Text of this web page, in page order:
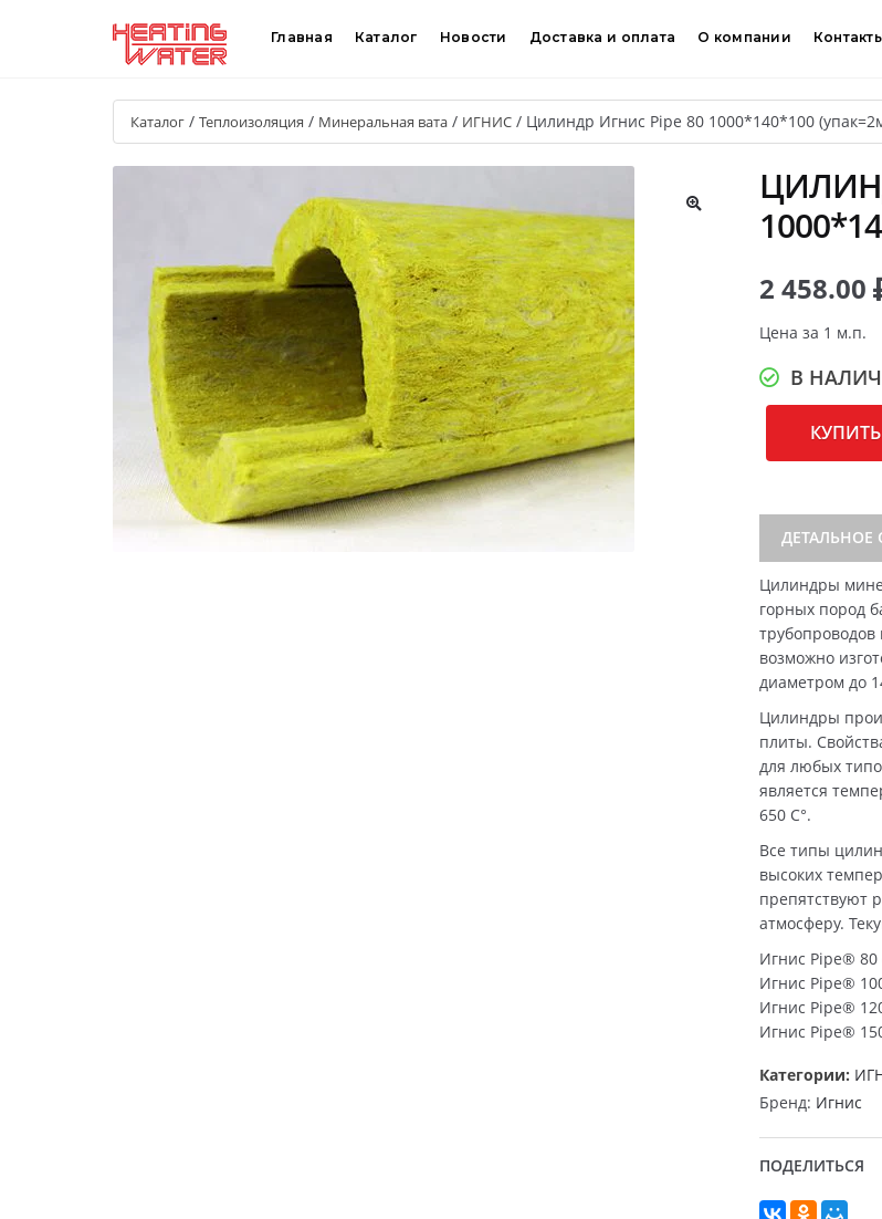
Главная Каталог Новости Доставка и оплата О компании
Каталог / Теплоизоляция / Минеральная вата / ИГНИС / Цилиндр Игнис Pipe 80 1000*140*100
2 458.00
Цена за 1 м.п.
В
ДЕТАЛЬНОЕ
Цилиндры
горных пород
возможно
диаметром до
Цилиндры
плиты.
для любых
является
650 C°.
Все типы
высоких
препятствуют
атмосферу.
Игнис Pipe® 80
Игнис Pipe®
Игнис Pipe®
Игнис Pipe®
Категории:
Бренд: Игнис
ПОДЕЛИТЬСЯ